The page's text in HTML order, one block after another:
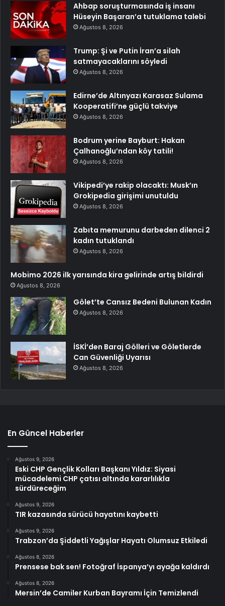
Ahbap soruşturmasında iş insanı
Hüseyin Başaran’a tutuklama talebi
Ağustos 8, 2026
Trump: Şi ve Putin İran’a silah
satmayacaklarını söyledi
Ağustos 8, 2026
Edirne’de Altınyazı Karasaz Sulama
Kooperatifi’ne güçlü takviye
Ağustos 8, 2026
Bodrum yerine Bayburt: Hakan
Çalhanoğlu’ndan köy tatili!
Ağustos 8, 2026
Vikipedi’ye rakip olacaktı: Musk’ın
Grokipedia girişimi unutuldu
Ağustos 8, 2026
Zabıta memurunu darbeden dilenci 2
kadın tutuklandı
Ağustos 8, 2026
Mobimo 2026 ilk yarısında kira gelirinde artış bildirdi
Ağustos 8, 2026
Gölet’te Cansız Bedeni Bulunan Kadın
Ağustos 8, 2026
İSKİ’den Baraj Gölleri ve Göletlerde
Can Güvenliği Uyarısı
Ağustos 8, 2026
En Güncel Haberler
Ağustos 9, 2026
Eski CHP Gençlik Kolları Başkanı Yıldız: Siyasi
mücadelemi CHP çatısı altında kararlılıkla
sürdüreceğim
Ağustos 9, 2026
TIR kazasında sürücü hayatını kaybetti
Ağustos 9, 2026
Trabzon’da Şiddetli Yağışlar Hayatı Olumsuz Etkiledi
Ağustos 8, 2026
Prensese bak sen! Fotoğraf İspanya’yı ayağa kaldırdı
Ağustos 8, 2026
Mersin’de Camiler Kurban Bayramı İçin Temizlendi